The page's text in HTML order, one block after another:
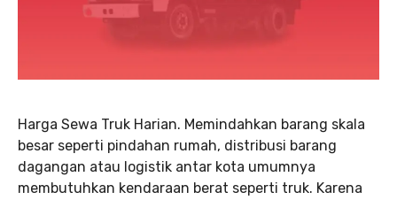
Harga Sewa Truk Harian. Memindahkan barang skala
besar seperti pindahan rumah, distribusi barang
dagangan atau logistik antar kota umumnya
membutuhkan kendaraan berat seperti truk. Karena